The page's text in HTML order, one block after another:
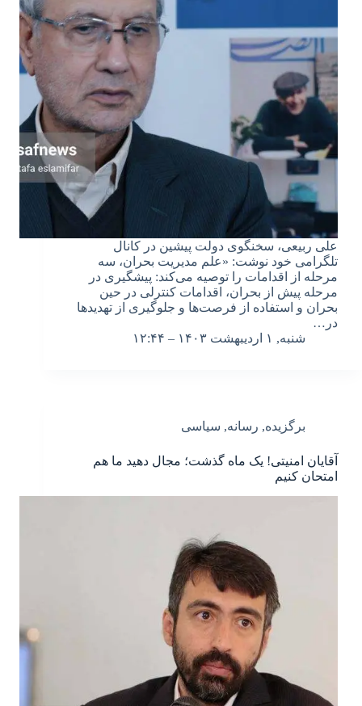
علی ربیعی، سخنگوی دولت پیشین در کانال
تلگرامی خود نوشت: «علم مدیریت بحران، سه
مرحله از اقدامات را توصیه می‌کند: پیشگیری در
مرحله پیش از بحران، اقدامات کنترلی در حین
بحران و استفاده از فرصت‌ها و جلوگیری از تهدیدها
در…
شنبه, ۱ اردیبهشت ۱۴۰۳ – ۱۲:۴۴
برگزیده, رسانه, سیاسی
آقایان امنیتی! یک ماه گذشت؛ مجال دهید ما هم
امتحان کنیم